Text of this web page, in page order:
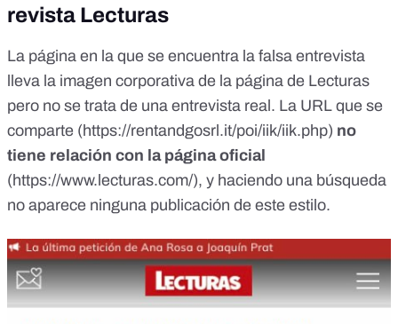
revista Lecturas
La página en la que se encuentra la falsa entrevista
lleva la imagen corporativa de la página de Lecturas
pero no se trata de una entrevista real. La URL que se
comparte (https://rentandgosrl.it/poi/iik/iik.php) no
tiene relación con la página oficial
(https://www.lecturas.com/), y haciendo una búsqueda
no aparece ninguna publicación de este estilo.